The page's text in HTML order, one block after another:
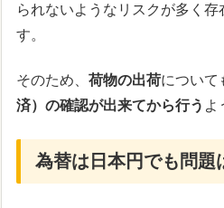
られないようなリスクが多く存
す。
そのため、荷物の出荷について
済）の確認が出来てから行う よ
為替は日本円でも問題